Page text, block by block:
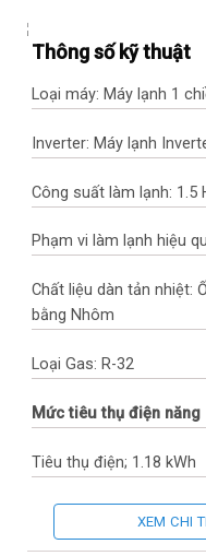
Thông số kỹ thuật
Loại máy: Máy lạnh 1
Inverter: Máy lạnh
Công suất làm lạnh: 1.5
Phạm vi làm lạnh hiệu
Chất liệu dàn tản nhiệt:
bằng Nhôm
Loại Gas: R-32
Mức tiêu thụ điện năng
Tiêu thụ điện; 1.18 kWh
Nhãn năng lượng; 5
XEM CHI